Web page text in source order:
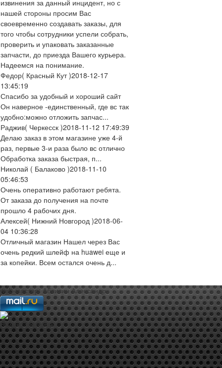
извинения за данный инцидент, но с
нашей стороны просим Вас
своевременно создавать заказы, для
того чтобы сотрудники успели собрать,
проверить и упаковать заказанные
запчасти, до приезда Вашего курьера.
Надеемся на понимание.
Федор( Красный Кут )2018-12-17
13:45:19
Спасибо за удобный и хороший сайт
Он наверное -единственный, где вс так
удобно:можно отложить запчас...
Раджив( Черкесск )2018-11-12 17:49:39
Делаю заказ в этом магазине уже 4-й
раз, первые 3-и раза было вс отлично
Обработка заказа быстрая, п...
Николай ( Балаково )2018-11-10
05:46:53
Очень оперативно работают ребята.
От заказа до получения на почте
прошло 4 рабочих дня.
Алексей( Нижний Новгород )2018-06-
04 10:36:28
Отличный магазин Нашел через Вас
очень редкий шлейф на huawei еще и
за копейки. Всем остался очень д...
web-мастер:Аблизин Александр